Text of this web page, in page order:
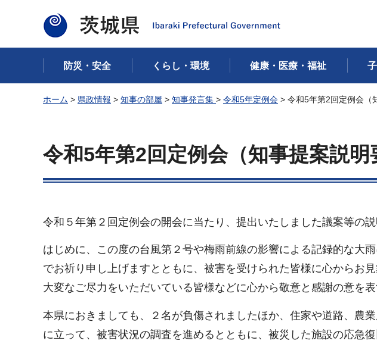
茨城県
防災・安全 くらし・環境 健康・医療・福祉
ホーム > 県政情報 > 知事の部屋 > 知事発言集 > 令和5年定例会 > 令和5年第2回定例会（
令和5年第2回定例会（知事提案説明
令和５年第２回定例会の開会に当たり、提出いたしました議案等の説
はじめに、この度の台風第２号や梅雨前線の影響による記録的な大
でお祈り申し上げますとともに、被害を受けられた皆様に心からお
大変なご尽力をいただいている皆様などに心から敬意と感謝の意を表
本県におきましても、２名が負傷されましたほか、住家や道路、農
に立って、被害状況の調査を進めるとともに、被災した施設の応急復